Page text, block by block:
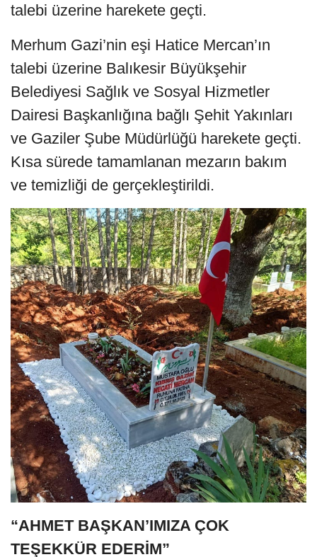
talebi üzerine harekete geçti.
Merhum Gazi’nin eşi Hatice Mercan’ın
talebi üzerine Balıkesir Büyükşehir
Belediyesi Sağlık ve Sosyal Hizmetler
Dairesi Başkanlığına bağlı Şehit Yakınları
ve Gaziler Şube Müdürlüğü harekete geçti.
Kısa sürede tamamlanan mezarın bakım
ve temizliği de gerçekleştirildi.
“AHMET BAŞKAN’IMIZA ÇOK
TEŞEKKÜR EDERİM”